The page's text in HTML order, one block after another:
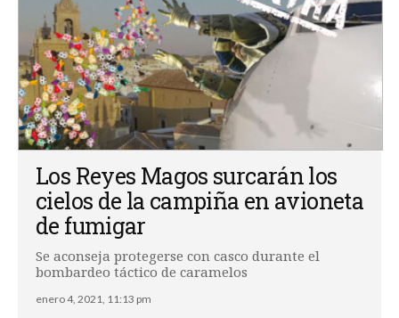
Los Reyes Magos surcarán los
cielos de la campiña en avioneta
de fumigar
Se aconseja protegerse con casco durante el
bombardeo táctico de caramelos
enero 4, 2021, 11:13 pm